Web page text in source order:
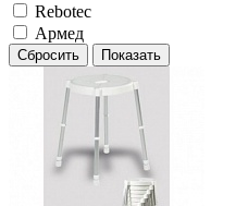
Rebotec
Армед